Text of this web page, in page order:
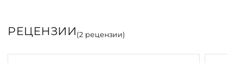
РЕЦЕНЗИИ(2 рецензии)